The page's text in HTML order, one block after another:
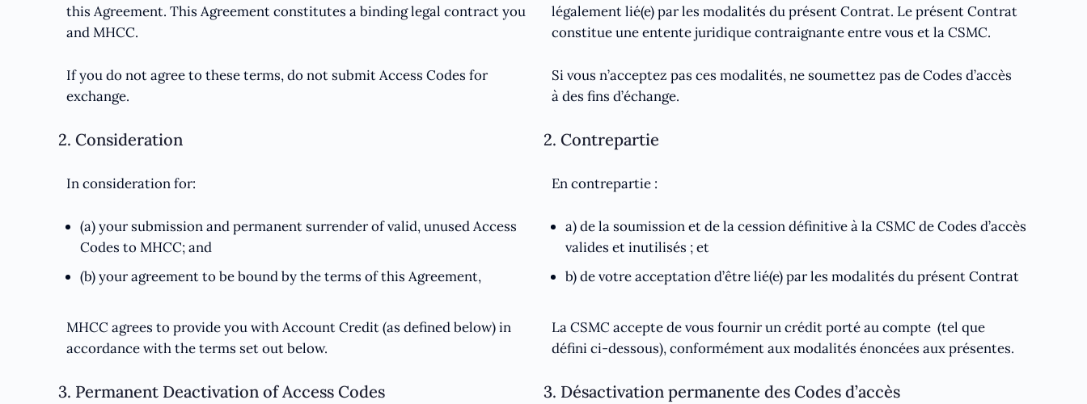
this Agreement. This Agreement constitutes a binding legal contract you
and MHCC.
If you do not agree to these terms, do not submit Access Codes for
exchange.
2. Consideration
In consideration for:
(a) your submission and permanent surrender of valid, unused Access
Codes to MHCC; and
(b) your agreement to be bound by the terms of this Agreement,
MHCC agrees to provide you with Account Credit (as defined below) in
accordance with the terms set out below.
3. Permanent Deactivation of Access Codes
légalement lié(e) par les modalités du présent Contrat. Le présent Contrat
constitue une entente juridique contraignante entre vous et la CSMC.
Si vous n’acceptez pas ces modalités, ne soumettez pas de Codes d’accès
à des fins d’échange.
2. Contrepartie
En contrepartie :
a) de la soumission et de la cession définitive à la CSMC de Codes d’accès
valides et inutilisés ; et
b) de votre acceptation d’être lié(e) par les modalités du présent Contrat
La CSMC accepte de vous fournir un crédit porté au compte (tel que
défini ci-dessous), conformément aux modalités énoncées aux présentes.
3. Désactivation permanente des Codes d’accès